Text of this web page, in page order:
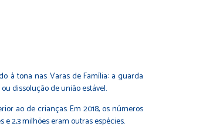
à tona nas Varas de Família: a guarda
dissolução de união estável.
ao de crianças. Em 2018, os números
e 2,3 milhões eram outras espécies.